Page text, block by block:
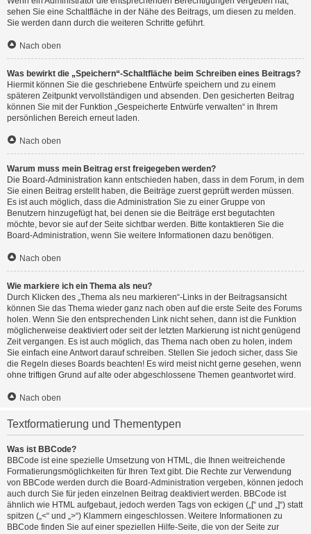
sehen Sie eine Schaltfläche in der Nähe des Beitrags, um diesen zu melden.
Sie werden dann durch die weiteren Schritte geführt.
Nach oben
Was bewirkt die „Speichern“-Schaltfläche beim Schreiben eines Beitrags?
Hiermit können Sie die geschriebene Entwürfe speichern und zu einem
späteren Zeitpunkt vervollständigen und absenden. Den gesicherten Beitrag
können Sie mit der Funktion „Gespeicherte Entwürfe verwalten“ in Ihrem
persönlichen Bereich erneut laden.
Nach oben
Warum muss mein Beitrag erst freigegeben werden?
Die Board-Administration kann entschieden haben, dass in dem Forum, in dem
Sie einen Beitrag erstellt haben, die Beiträge zuerst geprüft werden müssen.
Es ist auch möglich, dass die Administration Sie zu einer Gruppe von
Benutzern hinzugefügt hat, bei denen sie die Beiträge erst begutachten
möchte, bevor sie auf der Seite sichtbar werden. Bitte kontaktieren Sie die
Board-Administration, wenn Sie weitere Informationen dazu benötigen.
Nach oben
Wie markiere ich ein Thema als neu?
Durch Klicken des „Thema als neu markieren“-Links in der Beitragsansicht
können Sie das Thema wieder ganz nach oben auf die erste Seite des Forums
holen. Wenn Sie den entsprechenden Link nicht sehen, dann ist die Funktion
möglicherweise deaktiviert oder seit der letzten Markierung ist nicht genügend
Zeit vergangen. Es ist auch möglich, das Thema nach oben zu holen, indem
Sie einfach eine Antwort darauf schreiben. Stellen Sie jedoch sicher, dass Sie
die Regeln dieses Boards beachten! Es wird meist nicht gerne gesehen, wenn
ohne triftigen Grund auf alte oder abgeschlossene Themen geantwortet wird.
Nach oben
Textformatierung und Thementypen
Was ist BBCode?
BBCode ist eine spezielle Umsetzung von HTML, die Ihnen weitreichende
Formatierungsmöglichkeiten für Ihren Text gibt. Die Rechte zur Verwendung
von BBCode werden durch die Board-Administration vergeben, können jedoch
auch durch Sie für jeden einzelnen Beitrag deaktiviert werden. BBCode ist
ähnlich wie HTML aufgebaut, jedoch werden Tags von eckigen („[“ und „]“) statt
spitzen („<“ und „>“) Klammern eingeschlossen. Weitere Informationen zu
BBCode finden Sie auf einer speziellen Hilfe-Seite, die von der Seite zur